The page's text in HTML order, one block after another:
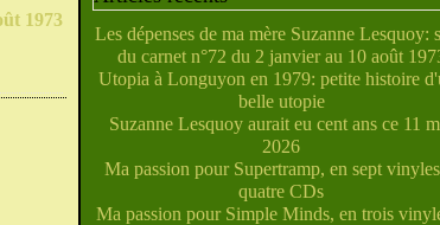
1973
Les dépenses de ma mère Suzanne Lesquoy:
du carnet n°72 du 2 janvier au 10 août
Utopia à Longuyon en 1979: petite histoire
belle utopie
Suzanne Lesquoy aurait eu cent ans ce 11
2026
Ma passion pour Supertramp, en sept
quatre CDs
Ma passion pour Simple Minds, en trois